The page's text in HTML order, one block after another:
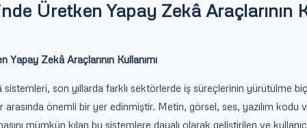
Üretken Yapay Zekâ Araçlarının
Yapay Zekâ Araçlarının Kullanımı
son yıllarda farklı sektörlerde iş süreçlerinin yürütülme
önemli bir yer edinmiştir. Metin, görsel, ses, yazılım kodu
mümkün kılan bu sistemlere dayalı olarak geliştirilen ve